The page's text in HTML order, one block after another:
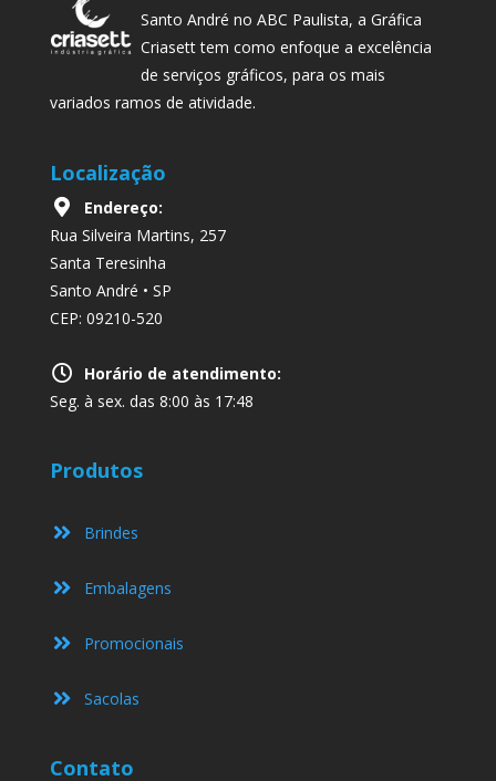
Santo André no ABC Paulista, a Gráfica
Criasett tem como enfoque a excelência
de serviços gráficos, para os mais
variados ramos de atividade.
Localização
Endereço:
Rua Silveira Martins, 257
Santa Teresinha
Santo André • SP
CEP: 09210-520
Horário de atendimento:
Seg. à sex. das 8:00 às 17:48
Produtos
Brindes
Embalagens
Promocionais
Sacolas
Contato